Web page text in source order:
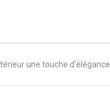
une touche d'élégance.